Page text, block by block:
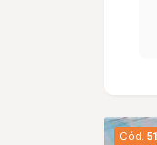
Cód.